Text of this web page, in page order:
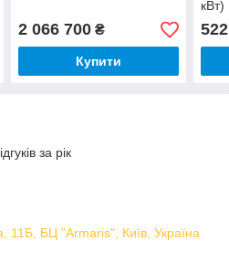
2 066 700₴
Купити
кВт)
за рік
11Б, БЦ "Armaris", Київ, Україна